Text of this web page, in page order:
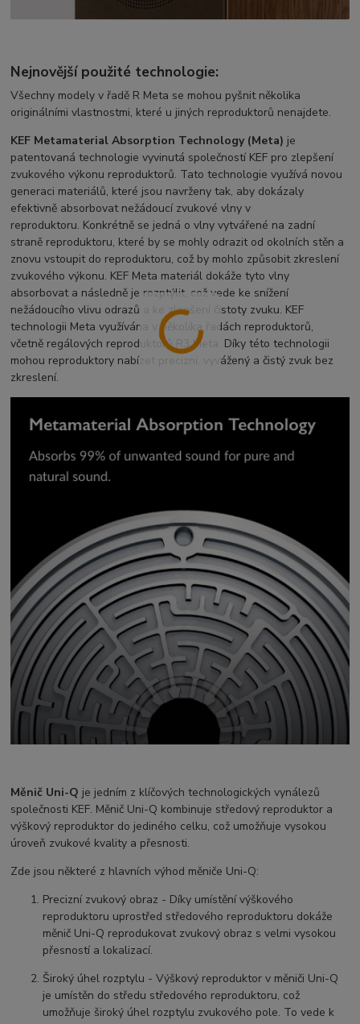
Nejnovější použité technologie:
Všechny modely v řadě R Meta se mohou pyšnit několika
originálními vlastnostmi, které u jiných reproduktorů nenajdete.
KEF Metamaterial Absorption Technology (Meta) je
patentovaná technologie vyvinutá společností KEF pro zlepšení
zvukového výkonu reproduktorů. Tato technologie využívá novou
generaci materiálů, které jsou navrženy tak, aby dokázaly
efektivně absorbovat nežádoucí zvukové vlny v
reproduktoru. Konkrétně se jedná o vlny vytvářené na zadní
straně reproduktoru, které by se mohly odrazit od okolních stěn a
znovu vstoupit do reproduktoru, což by mohlo způsobit zkreslení
zvukového výkonu. KEF Meta materiál dokáže tyto vlny
absorbovat a následně je rozptýlit, což vede ke snížení
nežádoucího vlivu odrazů a ke zlepšení čistoty zvuku. KEF
technologii Meta využívána v několika řadách reproduktorů,
včetně regálových reproduktorů R3 Meta. Díky této technologii
mohou reproduktory nabízet precizní, vyvážený a čistý zvuk bez
zkreslení.
Měnič Uni-Q je jedním z klíčových technologických vynálezů
společnosti KEF. Měnič Uni-Q kombinuje středový reproduktor a
výškový reproduktor do jediného celku, což umožňuje vysokou
úroveň zvukové kvality a přesnosti.
Zde jsou některé z hlavních výhod měniče Uni-Q:
Precizní zvukový obraz - Díky umístění výškového
reproduktoru uprostřed středového reproduktoru dokáže
měnič Uni-Q reprodukovat zvukový obraz s velmi vysokou
přesností a lokalizací.
Široký úhel rozptylu - Výškový reproduktor v měniči Uni-Q
je umístěn do středu středového reproduktoru, což
umožňuje široký úhel rozptylu zvukového pole. To vede k